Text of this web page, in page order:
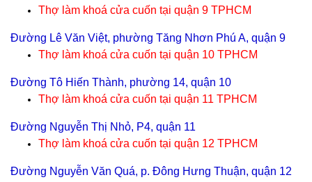
Thợ làm khoá cửa cuốn tại quận 9 TPHCM
Đường Lê Văn Việt, phường Tăng Nhơn Phú A, quận 9
Thợ làm khoá cửa cuốn tại quận 10 TPHCM
Đường Tô Hiến Thành, phường 14, quận 10
Thợ làm khoá cửa cuốn tại quận 11 TPHCM
Đường Nguyễn Thị Nhỏ, P4, quận 11
Thợ làm khoá cửa cuốn tại quận 12 TPHCM
Đường Nguyễn Văn Quá, p. Đông Hưng Thuận, quận 12